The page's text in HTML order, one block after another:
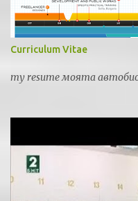
Curriculum Vitae
my resume моята